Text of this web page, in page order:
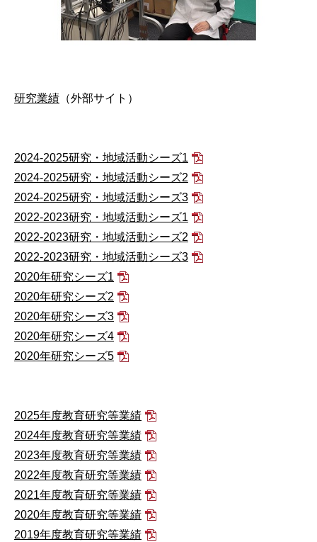
研究業績 （外部サイト）
2024-2025研究・地域活動シーズ1
2024-2025研究・地域活動シーズ2
2024-2025研究・地域活動シーズ3
2022-2023研究・地域活動シーズ1
2022-2023研究・地域活動シーズ2
2022-2023研究・地域活動シーズ3
2020年研究シーズ1
2020年研究シーズ2
2020年研究シーズ3
2020年研究シーズ4
2020年研究シーズ5
2025年度教育研究等業績
2024年度教育研究等業績
2023年度教育研究等業績
2022年度教育研究等業績
2021年度教育研究等業績
2020年度教育研究等業績
2019年度教育研究等業績